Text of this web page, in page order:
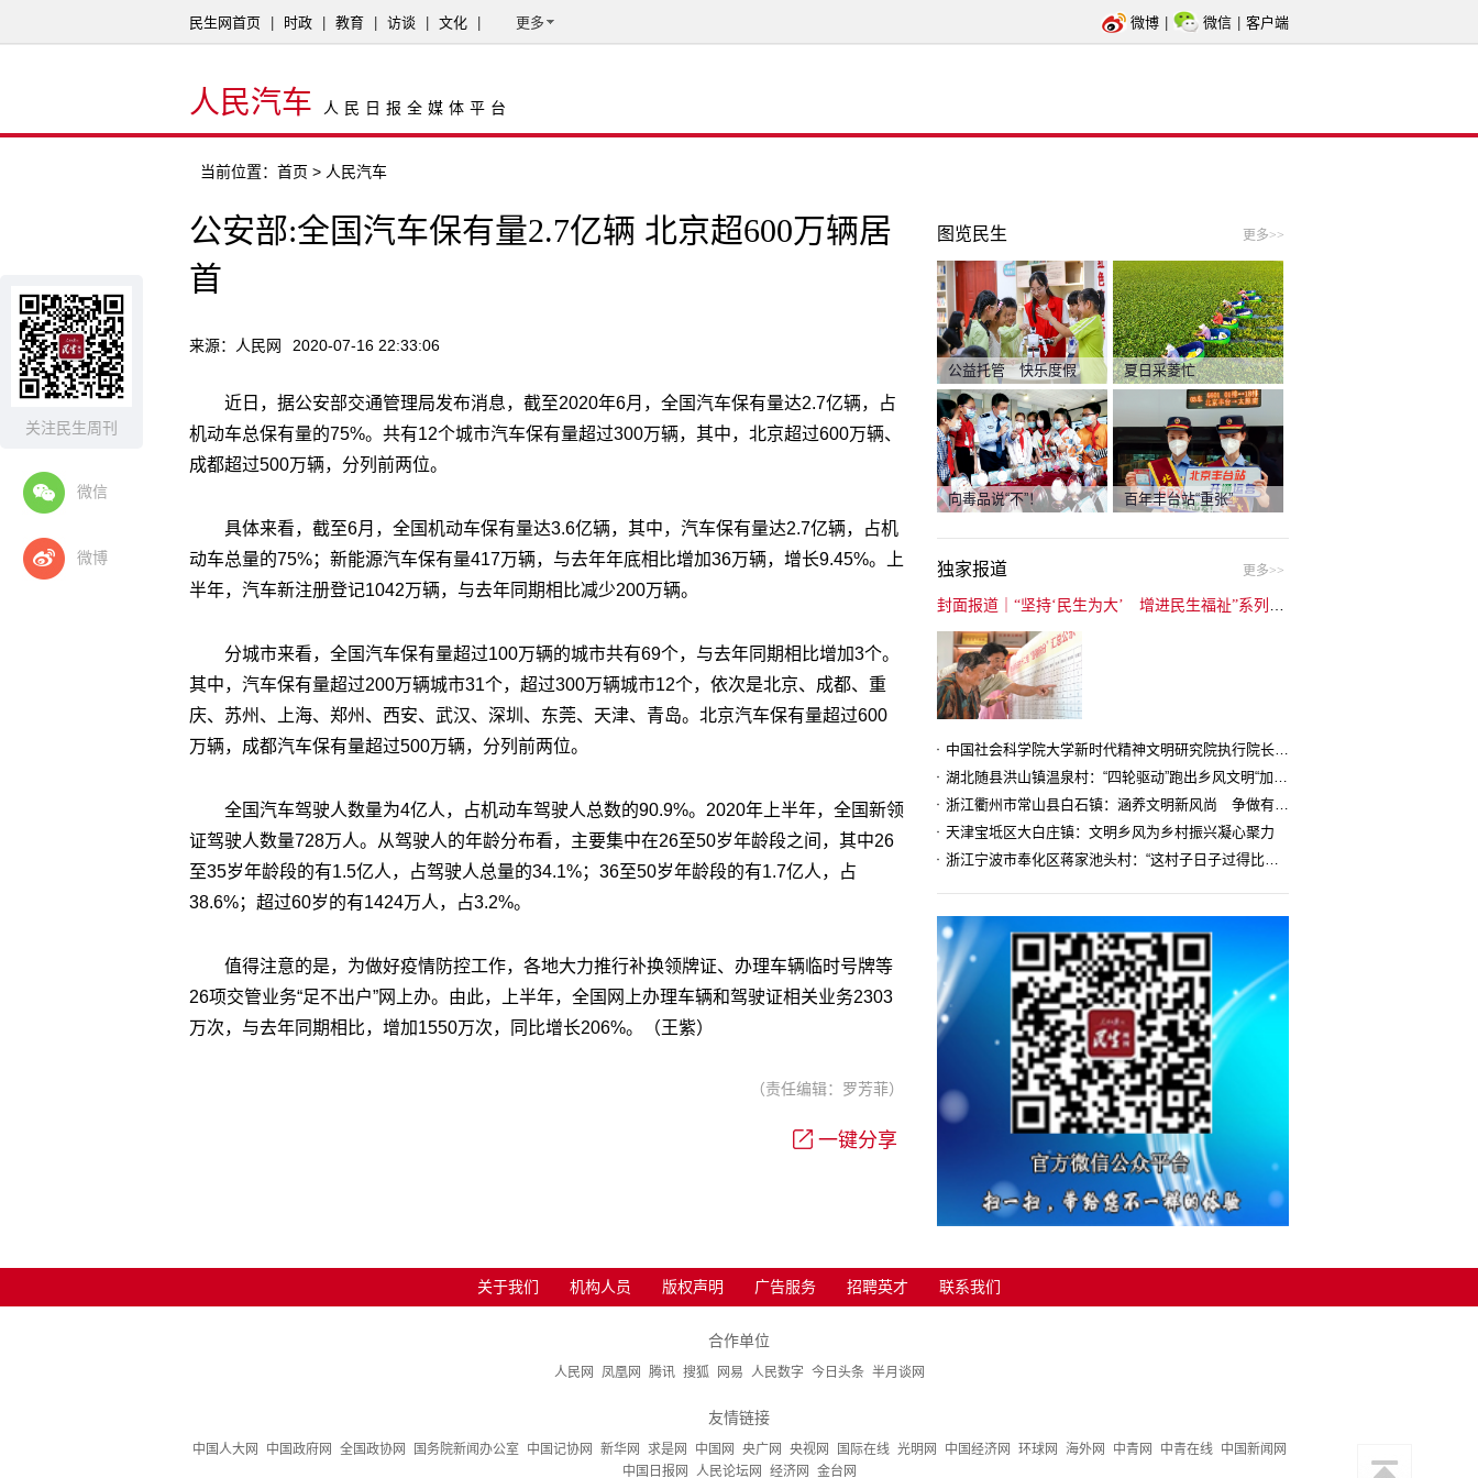
关注民生周刊
微信
微博
民生网首页 时政 教育 访谈 文化 更多 微博 微信 客户端
人民汽车 人民日报全媒体平台
当前位置： 首页 > 人民汽车
公安部:全国汽车保有量2.7亿辆 北京超600万辆居
首
来源：人民网 2020-07-16 22:33:06
近日，据公安部交通管理局发布消息，截至2020年6月，全国汽车保有量达2.7亿辆，占
机动车总保有量的75%。共有12个城市汽车保有量超过300万辆，其中，北京超过600万辆、
成都超过500万辆，分列前两位。
具体来看，截至6月，全国机动车保有量达3.6亿辆，其中，汽车保有量达2.7亿辆，占机
动车总量的75%；新能源汽车保有量417万辆，与去年年底相比增加36万辆，增长9.45%。上
半年，汽车新注册登记1042万辆，与去年同期相比减少200万辆。
分城市来看，全国汽车保有量超过100万辆的城市共有69个，与去年同期相比增加3个。
其中，汽车保有量超过200万辆城市31个，超过300万辆城市12个，依次是北京、成都、重
庆、苏州、上海、郑州、西安、武汉、深圳、东莞、天津、青岛。北京汽车保有量超过600
万辆，成都汽车保有量超过500万辆，分列前两位。
全国汽车驾驶人数量为4亿人，占机动车驾驶人总数的90.9%。2020年上半年，全国新领
证驾驶人数量728万人。从驾驶人的年龄分布看，主要集中在26至50岁年龄段之间，其中26
至35岁年龄段的有1.5亿人，占驾驶人总量的34.1%；36至50岁年龄段的有1.7亿人，占
38.6%；超过60岁的有1424万人，占3.2%。
值得注意的是，为做好疫情防控工作，各地大力推行补换领牌证、办理车辆临时号牌等
26项交管业务“足不出户”网上办。由此，上半年，全国网上办理车辆和驾驶证相关业务2303
万次，与去年同期相比，增加1550万次，同比增长206%。（王紫）
（责任编辑：罗芳菲）
一键分享
图览民生 更多>>
公益托管 快乐度假 夏日采菱忙
向毒品说“不”！ 百年丰台站“重张”
独家报道 更多>>
中国社会科学院大学新时代精神文明研究院执行院长王维国：文明村镇创建为乡村注入持久发展动力
湖北随县洪山镇温泉村：“四轮驱动”跑出乡风文明“加速度”
浙江衢州市常山县白石镇：涵养文明新风尚 争做有礼白石人
天津宝坻区大白庄镇：文明乡风为乡村振兴凝心聚力
浙江宁波市奉化区蒋家池头村：“这村子日子过得比城里还舒心”
关于我们 机构人员 版权声明 广告服务 招聘英才 联系我们
合作单位
人民网 凤凰网 腾讯 搜狐 网易 人民数字 今日头条 半月谈网
友情链接
中国人大网 中国政府网 全国政协网 国务院新闻办公室 中国记协网 新华网 求是网 中国网 央广网 央视网 国际在线 光明网 中国经济网 环球网 海外网 中青网 中青在线
中国新闻网
中国日报网
人民论坛网 经济网 金台网